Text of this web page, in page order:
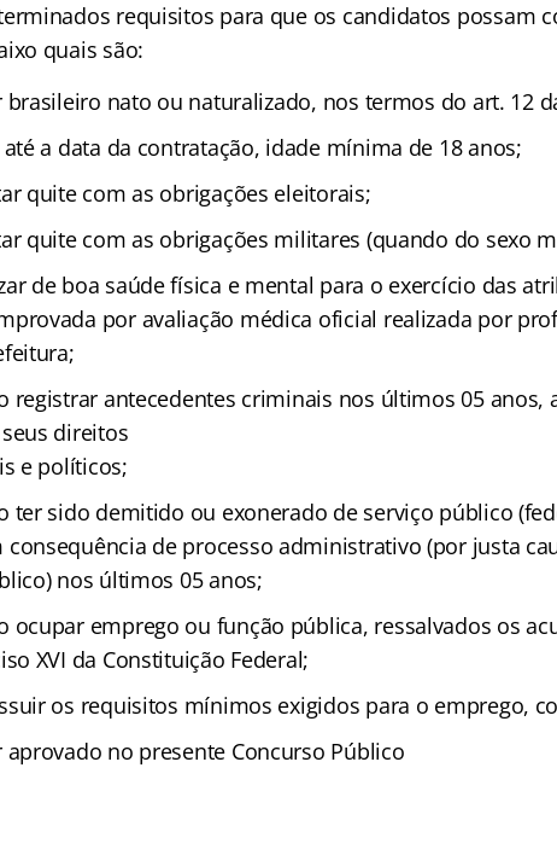
requisitos para que os candidatos possam
quais são:
brasileiro nato ou naturalizado, nos termos do art. 12
a data da contratação, idade mínima de 18 anos;
quite com as obrigações eleitorais;
quite com as obrigações militares (quando do sexo
de boa saúde física e mental para o exercício das
por avaliação médica oficial realizada por
registrar antecedentes criminais nos últimos 05 anos,
direitos
e políticos;
ter sido demitido ou exonerado de serviço público
consequência de processo administrativo (por justa
nos últimos 05 anos;
ocupar emprego ou função pública, ressalvados os
XVI da Constituição Federal;
os requisitos mínimos exigidos para o emprego,
aprovado no presente Concurso Público